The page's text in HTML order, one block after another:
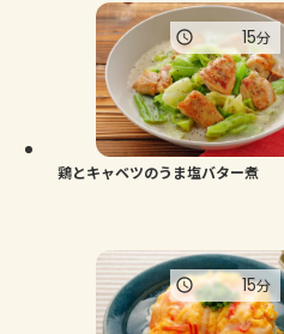
鶏とキャベツのうま塩バター煮
15分
15分